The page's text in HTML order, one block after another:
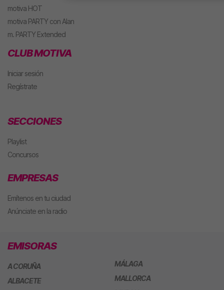
motiva HOT
motiva PARTY con Alan
m. PARTY Extended
CLUB MOTIVA
Iniciar sesión
Regístrate
SECCIONES
Playlist
Concursos
EMPRESAS
Emítenos en tu ciudad
Anúnciate en la radio
EMISORAS
A CORUÑA
ALBACETE
MÁLAGA
MALLORCA